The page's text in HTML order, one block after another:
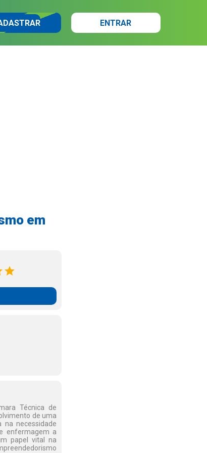
ENTRAR
em
Técnica de
de uma
na necessidade
enfermagem a
papel vital na